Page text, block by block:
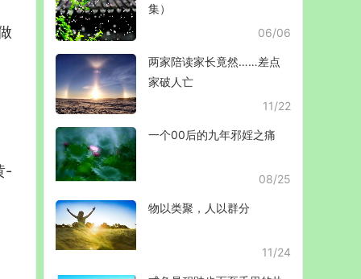
-
集）
06/06
两家陪读家长竟然……差点
家破人亡
11/22
一个00后的九年邪婬之痛
08/25
物以类聚，人以群分
11/24